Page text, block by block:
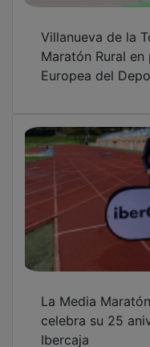
Maratón Rural
Europea del
celebra su 25
Ibercaja